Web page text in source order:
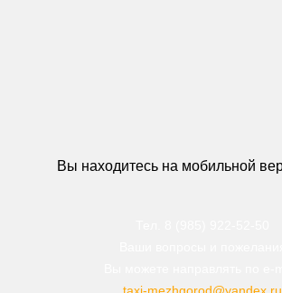
Вы находитесь на мобильной